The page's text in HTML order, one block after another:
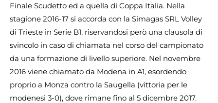
Finale Scudetto ed a quella di Coppa Italia. Nella
stagione 2016-17 si accorda con la Simagas SRL Volley
di Trieste in Serie B1, riservandosi però una clausola di
svincolo in caso di chiamata nel corso del campionato
da una formazione di livello superiore. Nel novembre
2016 viene chiamato da Modena in A1, esordendo
proprio a Monza contro la Saugella (vittoria per le
modenesi 3-0), dove rimane fino al 5 dicembre 2017.